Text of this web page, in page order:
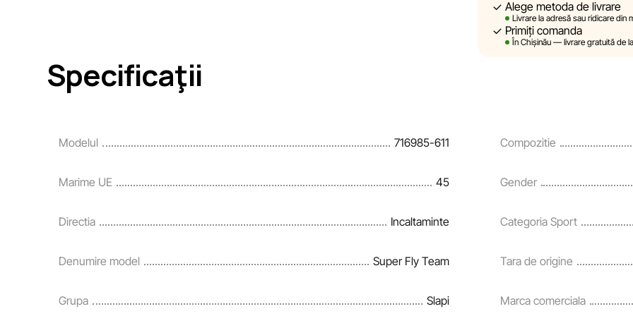
Sportlandia își rezervă dreptul
prealabilă, descrierile,
site sunt simulate și au un
și corecta prompt eventualele
Alege metoda de livrare
Livrare la adresă sau ridicare din
Primiți comanda
În Chișinău — livrare gratuită de
Specificaţii
Modelul 716985-611 Compozitie
Marime UE 45 Gender
Directia Incaltaminte Categoria Sport
Denumire model Super Fly Team Tara de origine
Grupa Slapi Marca comerciala